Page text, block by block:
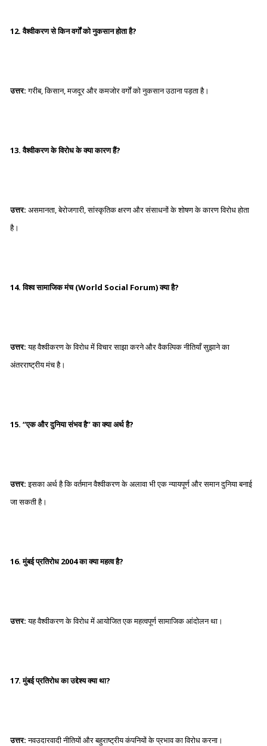
12. वैश्वीकरण से किन वर्गों को नुकसान होता है?
उत्तर:गरीब, किसान, मजदूर और कमजोर वर्गों को नुकसान उठाना पड़ता है।
13. वैश्वीकरण के विरोध के क्या कारण हैं?
उत्तर: असमानता, बेरोजगारी, सांस्कृतिक क्षरण और संसाधनों के शोषण के कारण विरोध होता
है।
14. विश्व सामाजिक मंच (World Social Forum) क्या है?
उत्तर:यह वैश्वीकरण के विरोध में विचार साझा करने और वैकल्पिक नीतियाँ सुझाने का
अंतरराष्ट्रीय मंच है।
15. “एक और दुनिया संभव है” का क्या अर्थ है?
उत्तर:इसका अर्थ है कि वर्तमान वैश्वीकरण के अलावा भी एक न्यायपूर्ण और समान दुनिया बनाई
जा सकती है।
16. मुंबई प्रतिरोध 2004 का क्या महत्व है?
उत्तर:यह वैश्वीकरण के विरोध में आयोजित एक महत्वपूर्ण सामाजिक आंदोलन था।
17. मुंबई प्रतिरोध का उद्देश्य क्या था?
उत्तर:नवउदारवादी नीतियों और बहुराष्ट्रीय कंपनियों के प्रभाव का विरोध करना।